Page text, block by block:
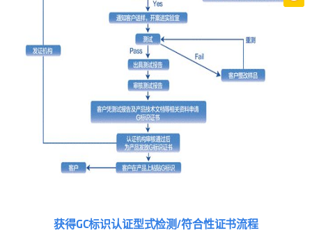
获得GC标识认证型式检测/符合性证书流程